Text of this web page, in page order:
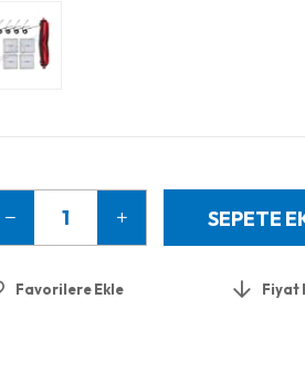
Favorilere Ekle Fiyat